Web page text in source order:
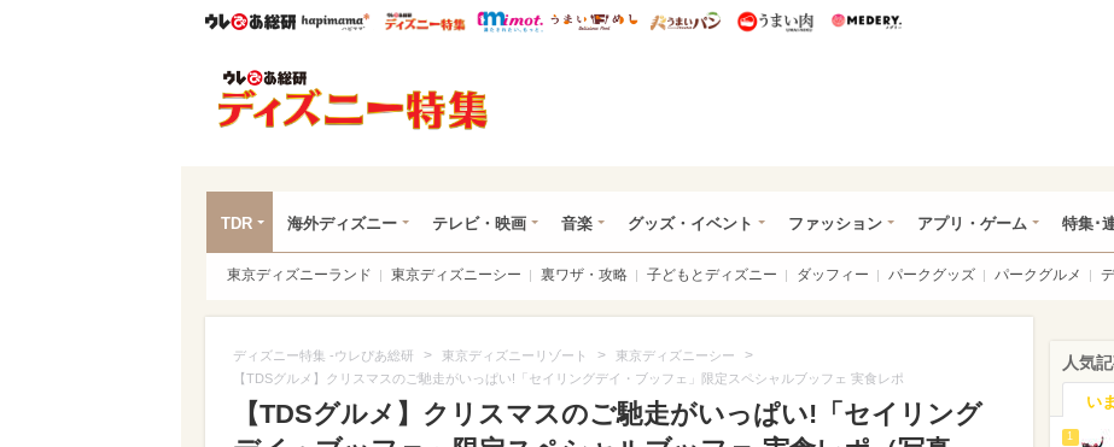
ウレぴあ総研ハピママ* ウレぴあ総研 ディズニー特集
mimot. うまいめし うまいパン うまい肉
TDR 海外ディズニー テレビ・映画 音楽 グッズ・イベント ファッション アプリ・ゲーム 特集･
東京ディズニーランド 東京ディズニーシー 裏ワザ・攻略 子どもとディズニー ダッフィー パークグッズ パークグルメ
ディズニー特集 -ウレぴあ総研 > 東京ディズニーリゾート > 東京ディズニーシー >
【TDSグルメ】クリスマスのご馳走がいっぱい!「セイリングデイ・ブッフェ」限定スペシャルブッフェ 実食レポ
【TDSグルメ】クリスマスのご馳走がいっぱい!「セイリング
人気
い
1